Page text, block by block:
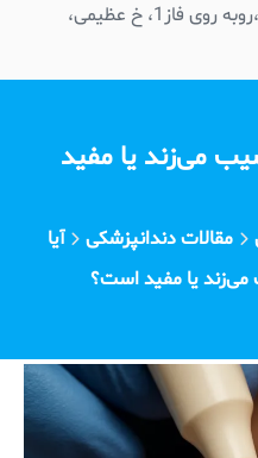
شهرک اکباتان، بلوار نفیسی،روبه روی فاز1، خ عظیمی،
می‌زند یا مفید
مقالات دندانپزشکی
آیا
می‌زند یا مفید است؟